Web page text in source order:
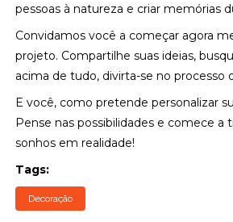
pessoas à natureza e criar memórias
Convidamos você a começar agora
projeto. Compartilhe suas ideias,
acima de tudo, divirta-se no processo
E você, como pretende personalizar
Pense nas possibilidades e comece a
sonhos em realidade!
Tags:
Decoração